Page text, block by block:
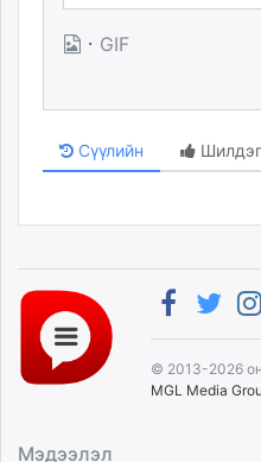
· GIF
Сүүлийн Шилдэг
© 2013-2026
MGL Media
Мэдээлэл